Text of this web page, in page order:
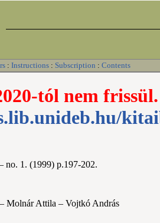
: Instructions : Subscription : Contents
tól nem
no. 1. (1999) p.197-202.
Molnár Attila – Vojtkó András